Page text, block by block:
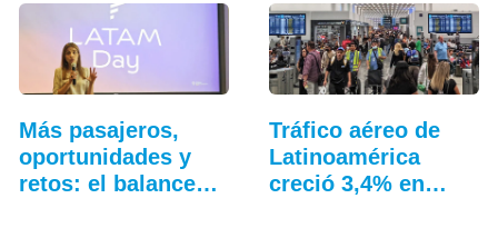
Más pasajeros,
oportunidades y
retos: el balance…
Tráfico aéreo de
Latinoamérica
creció 3,4% en